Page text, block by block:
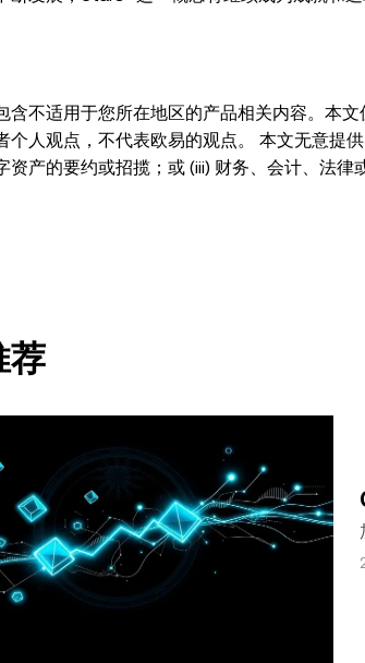
含不适用于您所在地区的产品相关内容。本
个人观点，不代表欧易的观点。 本文无意提
资产的要约或招揽；或 (iii) 财务、会计、法
得毫无价值。您应根据自己的财务状况仔细
荐